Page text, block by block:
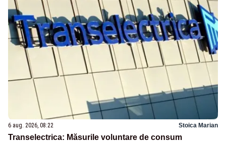
6 aug. 2026, 08:22 Stoica Marian
Transelectrica: Măsurile voluntare de consum